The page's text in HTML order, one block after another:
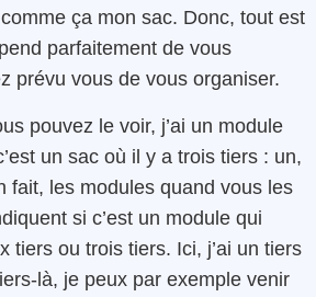
ça mon sac. Donc, tout est
parfaitement de vous
prévu vous de vous organiser.
pouvez le voir, j’ai un module
un sac où il y a trois tiers : un,
fait, les modules quand vous les
si c’est un module qui
tiers ou trois tiers. Ici, j’ai un tiers
là, je peux par exemple venir